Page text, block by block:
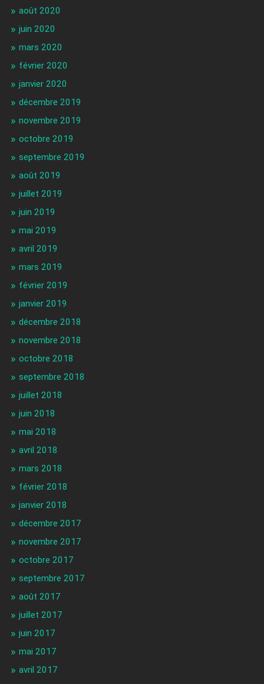
août 2020
juin 2020
mars 2020
février 2020
janvier 2020
décembre 2019
novembre 2019
octobre 2019
septembre 2019
août 2019
juillet 2019
juin 2019
mai 2019
avril 2019
mars 2019
février 2019
janvier 2019
décembre 2018
novembre 2018
octobre 2018
septembre 2018
juillet 2018
juin 2018
mai 2018
avril 2018
mars 2018
février 2018
janvier 2018
décembre 2017
novembre 2017
octobre 2017
septembre 2017
août 2017
juillet 2017
juin 2017
mai 2017
avril 2017